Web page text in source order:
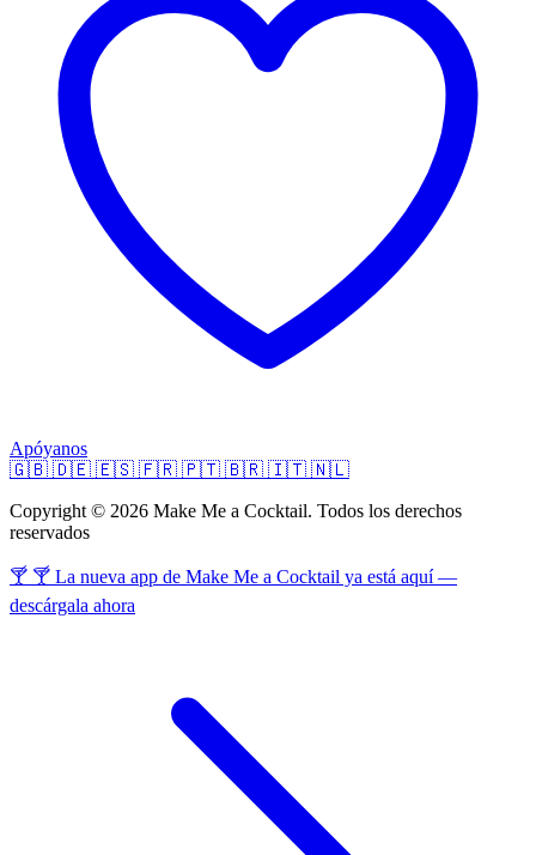
Apóyanos
🇬🇧 🇩🇪 🇪🇸 🇫🇷 🇵🇹 🇧🇷 🇮🇹 🇳🇱
Copyright © 2026 Make Me a Cocktail. Todos los derechos
reservados
🍸 🍸 La nueva app de Make Me a Cocktail ya está aquí —
descárgala ahora